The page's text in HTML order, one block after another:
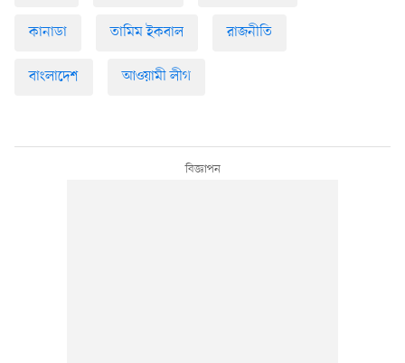
কানাডা তামিম ইকবাল রাজনীতি
বাংলাদেশ আওয়ামী লীগ